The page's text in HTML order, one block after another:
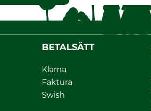
BETALSÄTT
Klarna
Faktura
Swish